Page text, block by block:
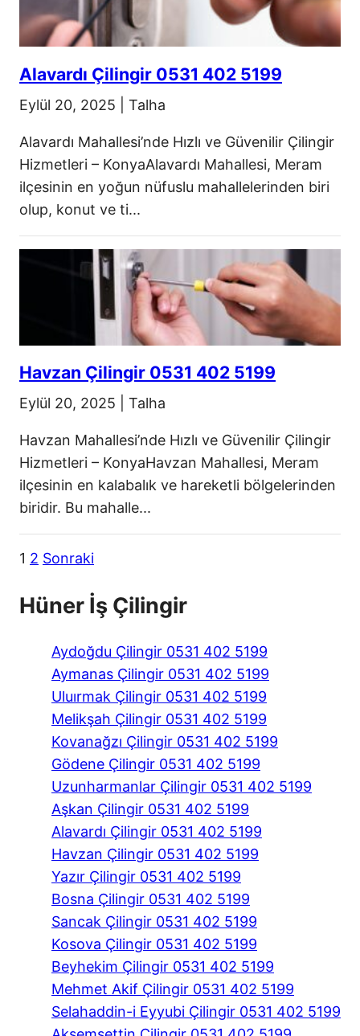
Alavardı Çilingir 0531 402 5199
Eylül 20, 2025 Talha
Alavardı Mahallesi’nde Hızlı ve Güvenilir Çilingir
Hizmetleri – KonyaAlavardı Mahallesi, Meram
ilçesinin en yoğun nüfuslu mahallelerinden biri
olup, konut ve ti...
Havzan Çilingir 0531 402 5199
Eylül 20, 2025 Talha
Havzan Mahallesi’nde Hızlı ve Güvenilir Çilingir
Hizmetleri – KonyaHavzan Mahallesi, Meram
ilçesinin en kalabalık ve hareketli bölgelerinden
biridir. Bu mahalle...
Yazı
sayfalaması
1 2 Sonraki
Hüner İş Çilingir
Aydoğdu Çilingir 0531 402 5199
Aymanas Çilingir 0531 402 5199
Uluırmak Çilingir 0531 402 5199
Melikşah Çilingir 0531 402 5199
Kovanağzı Çilingir 0531 402 5199
Gödene Çilingir 0531 402 5199
Uzunharmanlar Çilingir 0531 402 5199
Aşkan Çilingir 0531 402 5199
Alavardı Çilingir 0531 402 5199
Havzan Çilingir 0531 402 5199
Yazır Çilingir 0531 402 5199
Bosna Çilingir 0531 402 5199
Sancak Çilingir 0531 402 5199
Kosova Çilingir 0531 402 5199
Beyhekim Çilingir 0531 402 5199
Mehmet Akif Çilingir 0531 402 5199
Selahaddin-i Eyyubi Çilingir 0531 402 5199